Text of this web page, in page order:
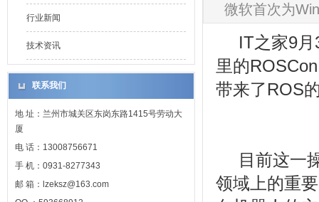
行业新闻
技术资讯
联系我们
地 址：兰州市城关区东岗东路1415号劳动大
厦
电 话：13008756671
手 机：0931-8277343
邮 箱：lzeksz@163.com
微软首次为
IT之家9
里的
带来了ROS
目前这一
领域上的重